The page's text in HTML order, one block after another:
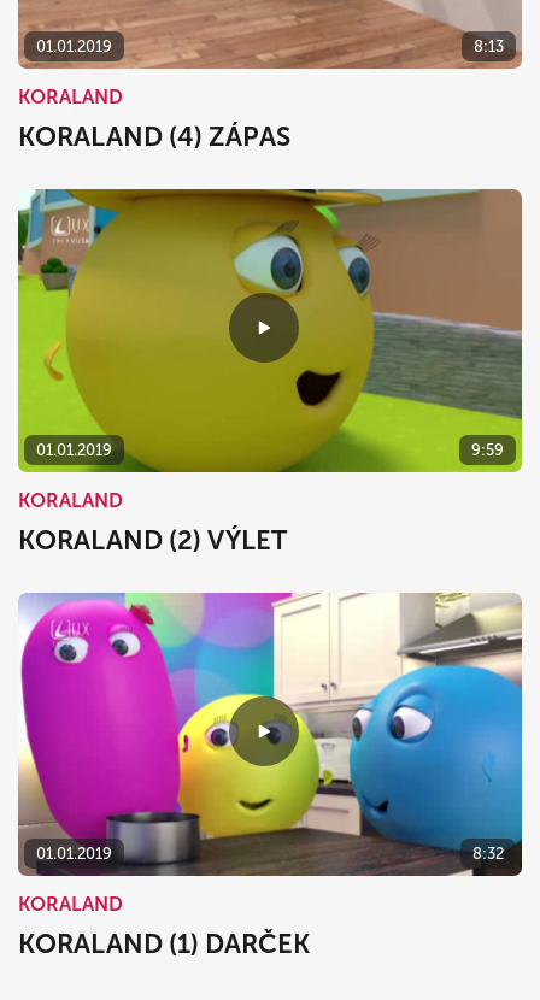
01.01.2019 8:13
KORALAND
KORALAND (4) ZÁPAS
01.01.2019 9:59
KORALAND
KORALAND (2) VÝLET
01.01.2019 8:32
KORALAND
KORALAND (1) DARČEK